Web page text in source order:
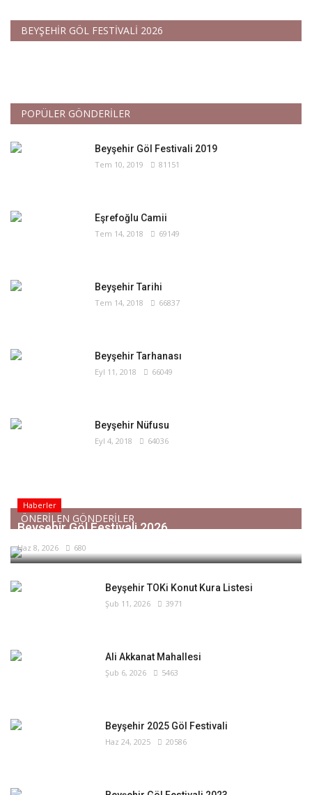
BEYŞEHİR GÖL FESTİVALİ 2026
POPÜLER GÖNDERİLER
Beyşehir Göl Festivali 2019
Tem 10, 2019 81151
Eşrefoğlu Camii
Tem 14, 2018 69149
Beyşehir Tarihi
Tem 14, 2018 66837
Beyşehir Tarhanası
Eyl 11, 2018 66049
Beyşehir Nüfusu
Eyl 4, 2018 64036
ÖNERİLEN GÖNDERİLER
Haberler
Beyşehir Göl Festivali 2026
Haz 8, 2026 680
Beyşehir TOKi Konut Kura Listesi
Şub 11, 2026 3971
Ali Akkanat Mahallesi
Şub 6, 2026 5463
Beyşehir 2025 Göl Festivali
Haz 24, 2025 20586